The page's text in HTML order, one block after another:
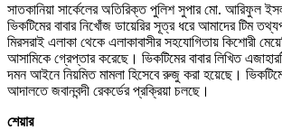
সাতকানিয়া সার্কেলের অতিরিক্ত পুলিশ সুপার মো. আরিফুল
ভিকটিমের বাবার নিখোঁজ ডায়েরির সূত্র ধরে আমাদের টিম
মিরসরাই এলাকা থেকে এলাকাবাসীর সহযোগিতায় কিশোরী
আসামিকে গ্রেপ্তার করেছে। ভিকটিমের বাবার লিখিত
দমন আইনে নিয়মিত মামলা হিসেবে রুজু করা হয়েছে।
আদালতে জবানবন্দী রেকর্ডের প্রক্রিয়া চলছে।
শেয়ার